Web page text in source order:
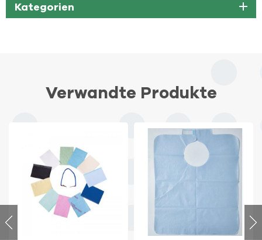
Kategorien
Verwandte Produkte